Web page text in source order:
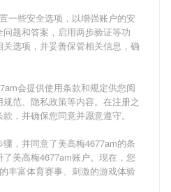
一些安全选项，以增强账户的安
题和答案，启用两步验证等功
选项，并妥善保管相关信息，确
会提供使用条款和规定供您阅
范、隐私政策等内容。在注册之
，并确保您同意并愿意遵守。
，并同意了美高梅4677am的条
美高梅4677am账户。现在，您
丰富体育赛事、刺激的游戏体验